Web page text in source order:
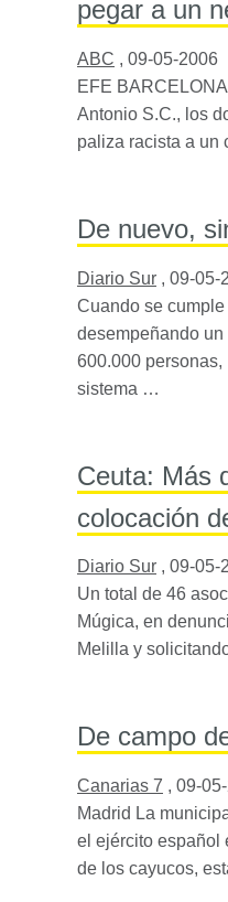
pegar a un
ABC , 09-05-2006
EFE BARCELONA
Antonio S.C., los
paliza racista a
De nuevo,
Diario Sur , 09-05-
Cuando se
desempeñando
600.000
sistema …
Ceuta: Más
colocación
Diario Sur , 09-05-
Un total de 46
Múgica, en
Melilla y
De campo
Canarias 7 , 09-
Madrid La
el ejército español
de los cayucos,